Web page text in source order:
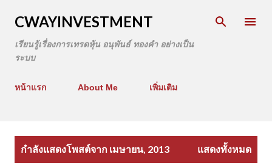
CWAYINVESTMENT
เรียนรู้เรื่องการเทรดหุ้น อนุพันธ์ ทองคำ อย่างเป็น
ระบบ
หน้าแรก About Me เพิ่มเติม
กำลังแสดงโพสต์จาก เมษายน, 2013 แสดงทั้งหมด